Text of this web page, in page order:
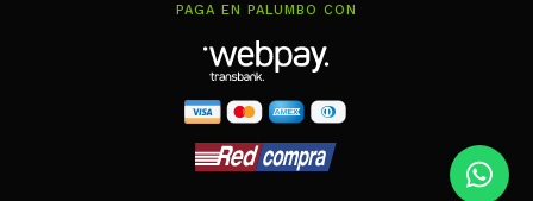
PAGA EN PALUMBO CON